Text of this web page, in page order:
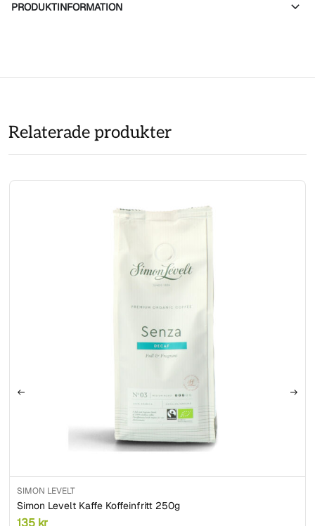
PRODUKTINFORMATION
Relaterade produkter
SIMON LEVELT
Simon Levelt Kaffe Koffeinfritt 250g
135 kr